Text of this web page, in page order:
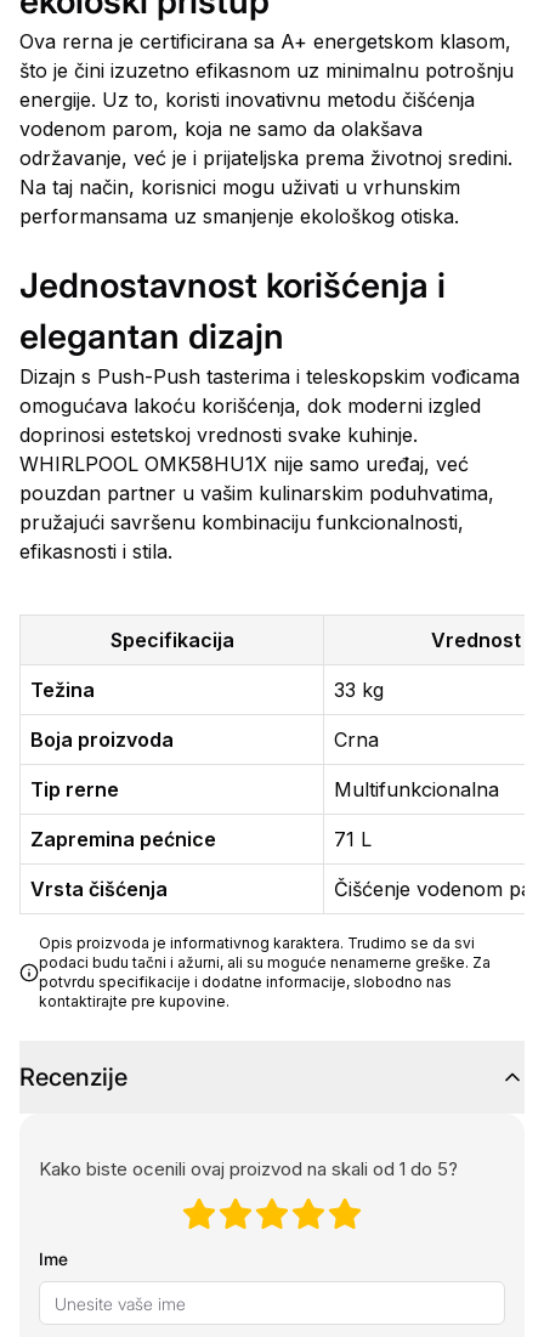
Ova rerna je certificirana sa A+ energetskom klasom,
što je čini izuzetno efikasnom uz minimalnu potrošnju
energije. Uz to, koristi inovativnu metodu čišćenja
vodenom parom, koja ne samo da olakšava
održavanje, već je i prijateljska prema životnoj sredini.
Na taj način, korisnici mogu uživati u vrhunskim
performansama uz smanjenje ekološkog otiska.
Jednostavnost korišćenja i
elegantan dizajn
Dizajn s Push-Push tasterima i teleskopskim vođicama
omogućava lakoću korišćenja, dok moderni izgled
doprinosi estetskoj vrednosti svake kuhinje.
WHIRLPOOL OMK58HU1X nije samo uređaj, već
pouzdan partner u vašim kulinarskim poduhvatima,
pružajući savršenu kombinaciju funkcionalnosti,
efikasnosti i stila.
Specifikacija Vrednost
Težina 33 kg
Boja proizvoda Crna
Tip rerne Multifunkcionalna
Zapremina pećnice 71 L
Vrsta čišćenja Čišćenje vodenom
Opis proizvoda je informativnog karaktera. Trudimo se da svi
podaci budu tačni i ažurni, ali su moguće nenamerne greške. Za
potvrdu specifikacije i dodatne informacije, slobodno nas
kontaktirajte pre kupovine.
Recenzije
Kako biste ocenili ovaj proizvod na skali od 1 do 5?
Ime